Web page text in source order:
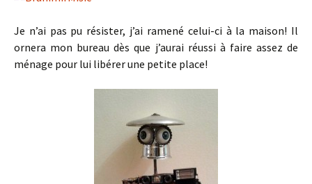
Je n’ai pas pu résister, j’ai ramené celui-ci à la maison! Il
ornera mon bureau dès que j’aurai réussi à faire assez de
ménage pour lui libérer une petite place!